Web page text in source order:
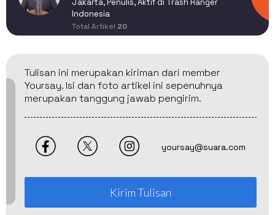
Jakarta, Penulis, Aktif di Trash Ranger
Indonesia
Total Artikel 20
Tulisan ini merupakan kiriman dari member
Yoursay. Isi dan foto artikel ini sepenuhnya
merupakan tanggung jawab pengirim.
yoursay@suara.com
Kirim Tulisan